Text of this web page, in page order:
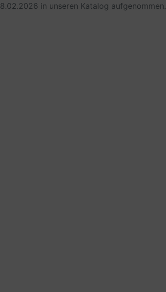
in unseren Katalog aufgenommen.